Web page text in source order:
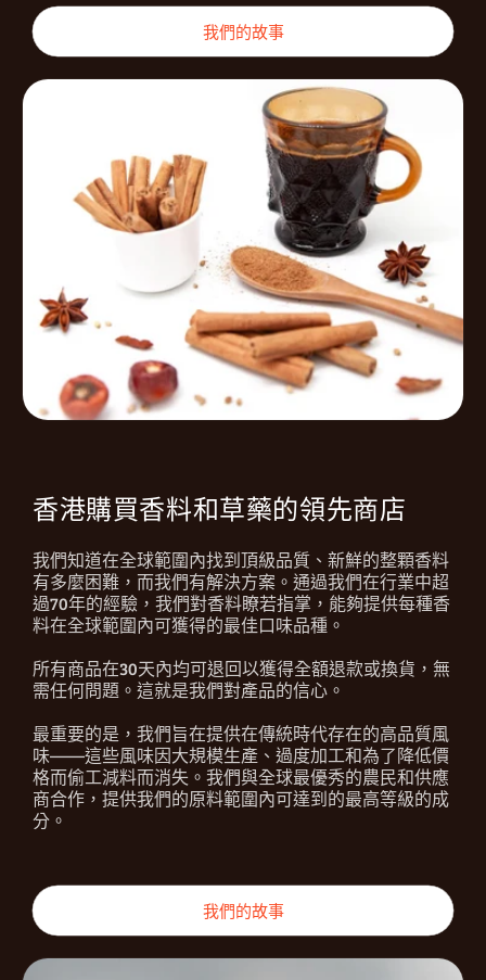
我們的故事
香港購買香料和草藥的領先商店
我們知道在全球範圍內找到頂級品質、新鮮的整顆香料
有多麼困難，而我們有解決方案。通過我們在行業中超
過70年的經驗，我們對香料瞭若指掌，能夠提供每種香
料在全球範圍內可獲得的最佳口味品種。
所有商品在30天內均可退回以獲得全額退款或換貨，無
需任何問題。這就是我們對產品的信心。
最重要的是，我們旨在提供在傳統時代存在的高品質風
味——這些風味因大規模生產、過度加工和為了降低價
格而偷工減料而消失。我們與全球最優秀的農民和供應
商合作，提供我們的原料範圍內可達到的最高等級的成
分。
我們的故事